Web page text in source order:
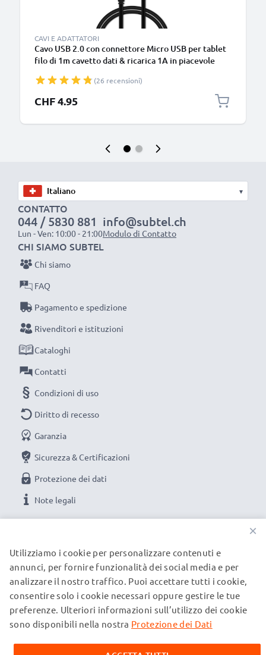
CAVI E ADATTATORI
Cavo USB 2.0 con connettore Micro USB per tablet
filo di 1m cavetto dati & ricarica 1A in piacevole
(26 recensioni)
CHF 4.95
▾
CONTATTO
044 / 5830 881
Lun - Ven: 10:00 - 21:00
info@subtel.ch
Modulo di Contatto
CHI SIAMO SUBTEL
Chi siamo
FAQ
Pagamento e spedizione
Rivenditori e istituzioni
Cataloghi
Contatti
Condizioni di uso
Diritto di recesso
Garanzia
Sicurezza & Certificazioni
Protezione dei dati
Note legali
I NOSTRI PARTNER DI SPEDIZIONE
© subtel.ch 2026
spedizione. Si prega di notare che tutti i marchi citati sono
×
Utilizziamo i cookie per personalizzare contenuti e
annunci, per fornire funzionalità dei social media e per
analizzare il nostro traffico. Puoi accettare tutti i cookie,
consentire solo i cookie necessari oppure gestire le tue
preferenze. Ulteriori informazioni sull’utilizzo dei cookie
sono disponibili nella nostra Protezione dei Dati